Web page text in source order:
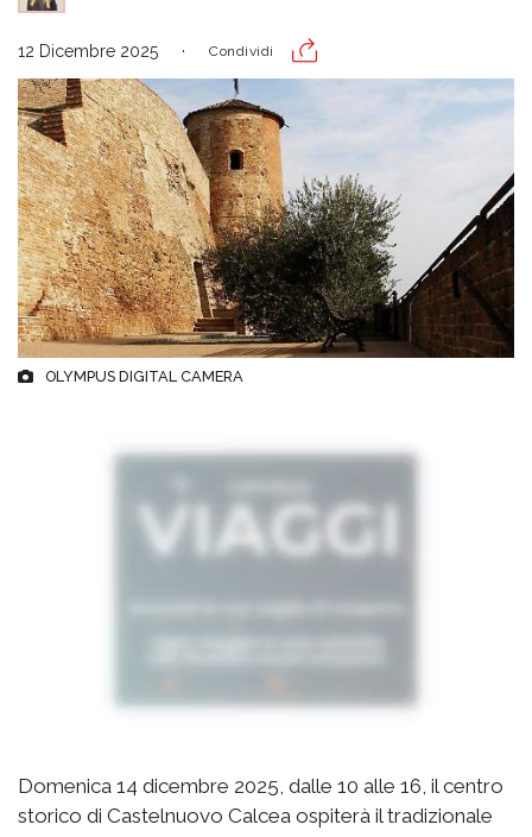
12 Dicembre 2025 Condividi
OLYMPUS DIGITAL CAMERA
Domenica 14 dicembre 2025, dalle 10 alle 16, il centro
storico di Castelnuovo Calcea ospiterà il tradizionale